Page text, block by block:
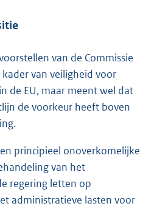
van de Commissie
van veiligheid voor
de EU, maar meent wel dat
de voorkeur heeft boven
principieel onoverkomelijke
van het
regering letten op
administratieve lasten voor